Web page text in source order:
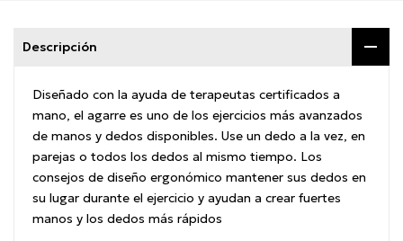
Descripción
Diseñado con la ayuda de terapeutas certificados a
mano, el agarre es uno de los ejercicios más avanzados
de manos y dedos disponibles. Use un dedo a la vez, en
parejas o todos los dedos al mismo tiempo. Los
consejos de diseño ergonómico mantener sus dedos en
su lugar durante el ejercicio y ayudan a crear fuertes
manos y los dedos más rápidos